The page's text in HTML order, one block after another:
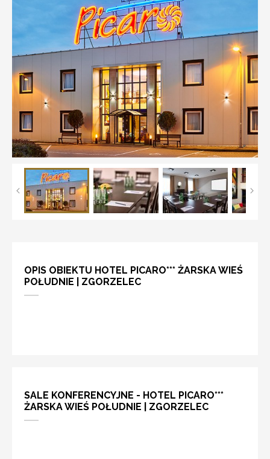
OPIS OBIEKTU HOTEL PICARO*** ŻARSKA WIEŚ
POŁUDNIE | ZGORZELEC
SALE KONFERENCYJNE - HOTEL PICARO***
ŻARSKA WIEŚ POŁUDNIE | ZGORZELEC